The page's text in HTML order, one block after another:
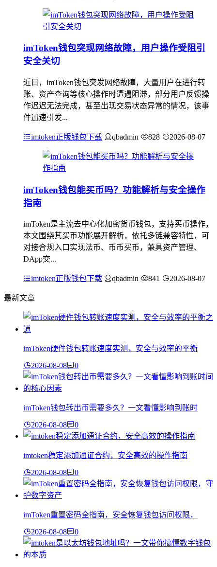
imToken钱包突现网络故障，用户操作受阻引
安全关切
近日，imToken钱包突发网络故障，大量用户在进行转
账、资产查询等核心操作时遭遇阻滞，部分用户反馈操
作迟迟无法完成，甚至出现交易状态异常的情况，该事
件迅速引发...
imtoken正版钱包下载 qbadmin 828 2026-08-07
imToken钱包能买币吗？功能解析与安全操作
指南
imToken是主流去中心化加密货币钱包，支持买币操作，
本文围绕其买币功能展开解析，依托多链兼容特性，可
对接合规入口实现法币、币币买币，兼具资产管理、
DApp交...
imtoken正版钱包下载 qbadmin 841 2026-08-07
最新文章
imToken硬件钱包转账速度实测，安全与效率的平衡
2026-08-08 0
imToken钱包转出币需要多久？一文看懂影响到账时
2026-08-08 0
imtoken稳定添加通证合约，安全高效的操作指南
2026-08-08 0
imToken重置密码全指南，安全恢复钱包访问权限，
2026-08-08 0